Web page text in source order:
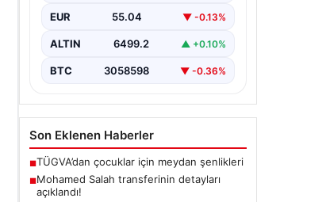
EUR 55.04 ▼ -0.13%
ALTIN 6499.2 ▲ +0.10%
BTC 3058598 ▼ -0.36%
Son Eklenen Haberler
■TÜGVA’dan çocuklar için meydan şenlikleri
■Mohamed Salah transferinin detayları
açıklandı!